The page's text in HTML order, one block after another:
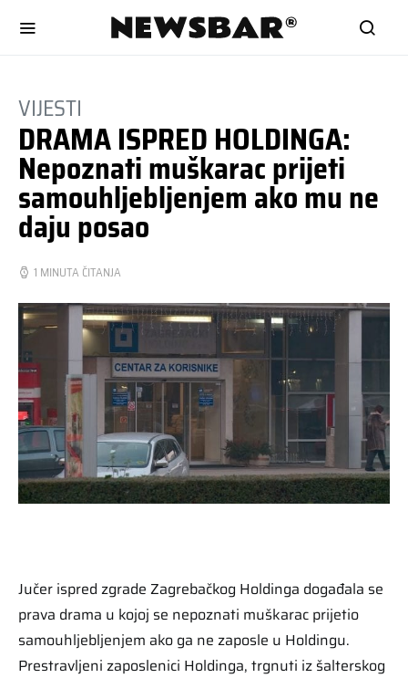
VIJESTI
DRAMA ISPRED HOLDINGA:
Nepoznati muškarac prijeti
samouhljebljenjem ako mu ne
daju posao
1 MINUTA ČITANJA
Jučer ispred zgrade Zagrebačkog Holdinga događala se
prava drama u kojoj se nepoznati muškarac prijetio
samouhljebljenjem ako ga ne zaposle u Holdingu.
Prestravljeni zaposlenici Holdinga, trgnuti iz šalterskog